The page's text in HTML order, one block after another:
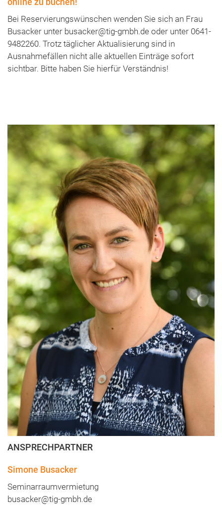
Bei Reservierungswünschen wenden Sie sich an Frau
Busacker unter busacker@tig-gmbh.de oder unter 0641-
9482260. Trotz täglicher Aktualisierung sind in
Ausnahmefällen nicht alle aktuellen Einträge sofort
sichtbar. Bitte haben Sie hierfür Verständnis!
ANSPRECHPARTNER
Simone Busacker
Seminarraumvermietung
busacker@tig-gmbh.de